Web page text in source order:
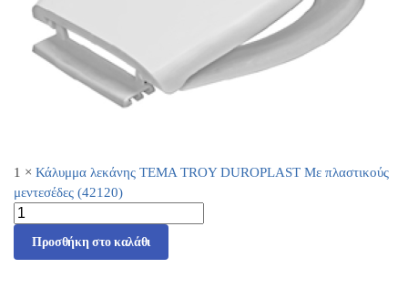
1 × Κάλυμμα λεκάνης TEMA TROY DUROPLAST Με πλαστικούς
μεντεσέδες (42120)
Προσθήκη στο καλάθι